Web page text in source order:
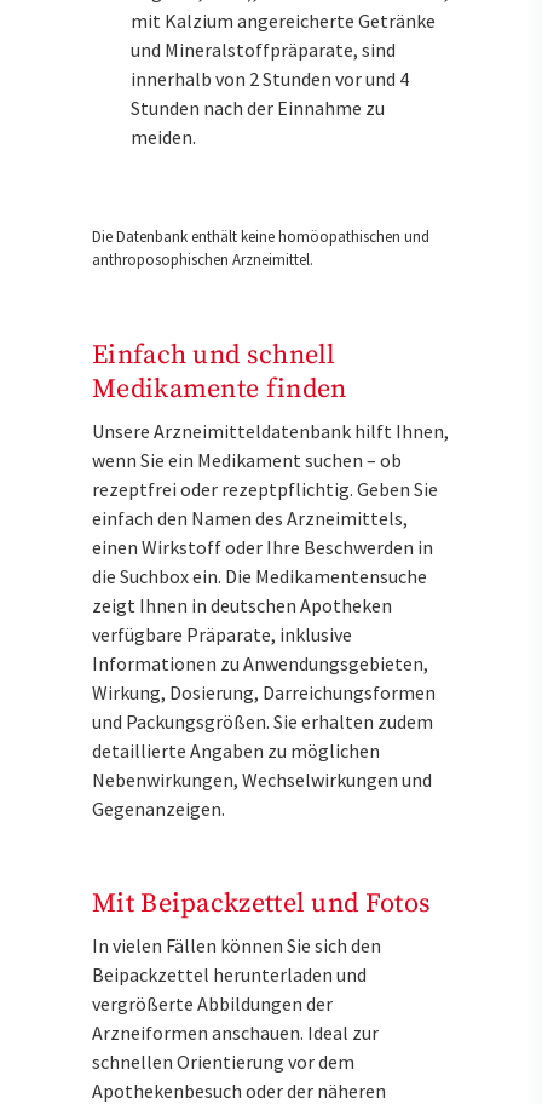
mit Kalzium angereicherte Getränke
und Mineralstoffpräparate, sind
innerhalb von 2 Stunden vor und 4
Stunden nach der Einnahme zu
meiden.
Die Datenbank enthält keine homöopathischen und
anthroposophischen Arzneimittel.
Einfach und schnell
Medikamente finden
Unsere Arzneimitteldatenbank hilft Ihnen,
wenn Sie ein Medikament suchen – ob
rezeptfrei oder rezeptpflichtig. Geben Sie
einfach den Namen des Arzneimittels,
einen Wirkstoff oder Ihre Beschwerden in
die Suchbox ein. Die Medikamentensuche
zeigt Ihnen in deutschen Apotheken
verfügbare Präparate, inklusive
Informationen zu Anwendungsgebieten,
Wirkung, Dosierung, Darreichungsformen
und Packungsgrößen. Sie erhalten zudem
detaillierte Angaben zu möglichen
Nebenwirkungen, Wechselwirkungen und
Gegenanzeigen.
Mit Beipackzettel und Fotos
In vielen Fällen können Sie sich den
Beipackzettel herunterladen und
vergrößerte Abbildungen der
Arzneiformen anschauen. Ideal zur
schnellen Orientierung vor dem
Apothekenbesuch oder der näheren